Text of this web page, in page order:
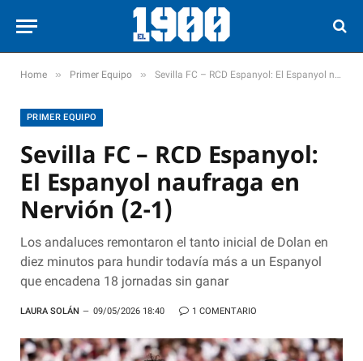
Home » Primer Equipo » Sevilla FC – RCD Espanyol: El Espanyol naufraga en Nervión (2-1)
PRIMER EQUIPO
Sevilla FC – RCD Espanyol:
El Espanyol naufraga en
Nervión (2-1)
Los andaluces remontaron el tanto inicial de Dolan en
diez minutos para hundir todavía más a un Espanyol
que encadena 18 jornadas sin ganar
LAURA SOLÁN 09/05/2026 18:40 1 COMENTARIO